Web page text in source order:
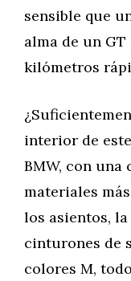
sensible que
alma de un
kilómetros
interior de
BMW, con
materiales
los asientos,
cinturones de
colores M,